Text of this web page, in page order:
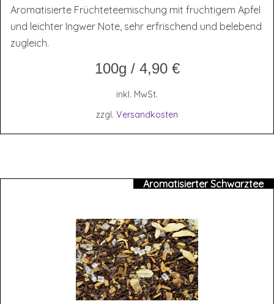
Aromatisierte Früchteteemischung mit fruchtigem Apfel
und leichter Ingwer Note, sehr erfrischend und belebend
zugleich.
100g / 4,90 €
inkl. MwSt.
zzgl. Versandkosten
Aromatisierter Schwarztee